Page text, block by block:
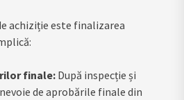
achiziție este finalizarea
finale: După inspecție și
de aprobările finale din